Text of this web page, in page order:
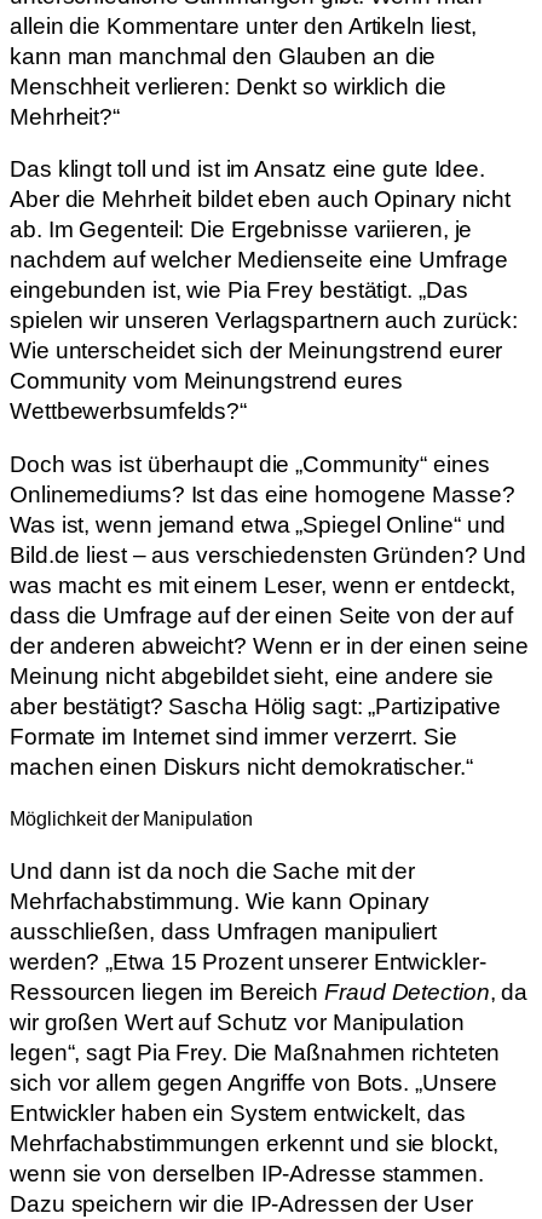
allein die Kommentare unter den Artikeln liest,
kann man manchmal den Glauben an die
Menschheit verlieren: Denkt so wirklich die
Mehrheit?“
Das klingt toll und ist im Ansatz eine gute Idee.
Aber die Mehrheit bildet eben auch Opinary nicht
ab. Im Gegenteil: Die Ergebnisse variieren, je
nachdem auf welcher Medienseite eine Umfrage
eingebunden ist, wie Pia Frey bestätigt. „Das
spielen wir unseren Verlagspartnern auch zurück:
Wie unterscheidet sich der Meinungstrend eurer
Community vom Meinungstrend eures
Wettbewerbsumfelds?“
Doch was ist überhaupt die „Community“ eines
Onlinemediums? Ist das eine homogene Masse?
Was ist, wenn jemand etwa „Spiegel Online“ und
Bild.de liest – aus verschiedensten Gründen? Und
was macht es mit einem Leser, wenn er entdeckt,
dass die Umfrage auf der einen Seite von der auf
der anderen abweicht? Wenn er in der einen seine
Meinung nicht abgebildet sieht, eine andere sie
aber bestätigt? Sascha Hölig sagt: „Partizipative
Formate im Internet sind immer verzerrt. Sie
machen einen Diskurs nicht demokratischer.“
Möglichkeit der Manipulation
Und dann ist da noch die Sache mit der
Mehrfachabstimmung. Wie kann Opinary
ausschließen, dass Umfragen manipuliert
werden? „Etwa 15 Prozent unserer Entwickler-
Ressourcen liegen im BereichFraud Detection, da
wir großen Wert auf Schutz vor Manipulation
legen“, sagt Pia Frey. Die Maßnahmen richteten
sich vor allem gegen Angriffe von Bots. „Unsere
Entwickler haben ein System entwickelt, das
Mehrfachabstimmungen erkennt und sie blockt,
wenn sie von derselben IP-Adresse stammen.
Dazu speichern wir die IP-Adressen der User